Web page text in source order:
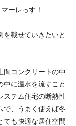
ーレっす！
を載せていきたいと
間コンクリートの中
中に温水を流すこと
ステム住宅の断熱性
で、うまく使えば冬
ても快適な居住空間